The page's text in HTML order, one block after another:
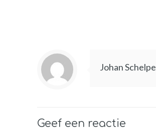
Johan Schelpe
Geef een reactie